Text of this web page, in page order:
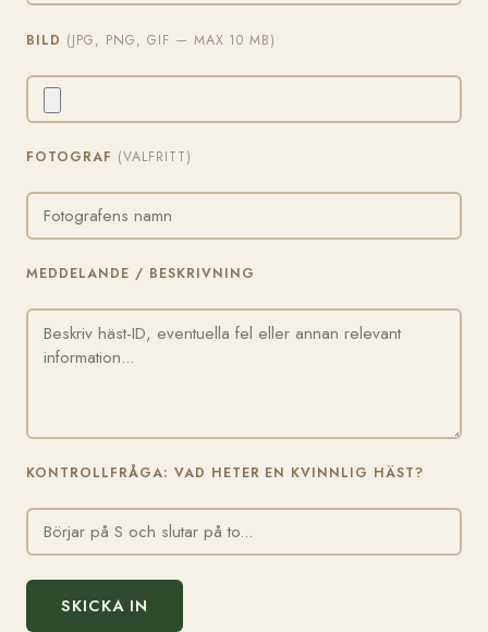
BILD (JPG, PNG, GIF — MAX 10 MB)
FOTOGRAF (VALFRITT)
MEDDELANDE / BESKRIVNING
KONTROLLFRÅGA: VAD HETER EN KVINNLIG HÄST?
SKICKA IN